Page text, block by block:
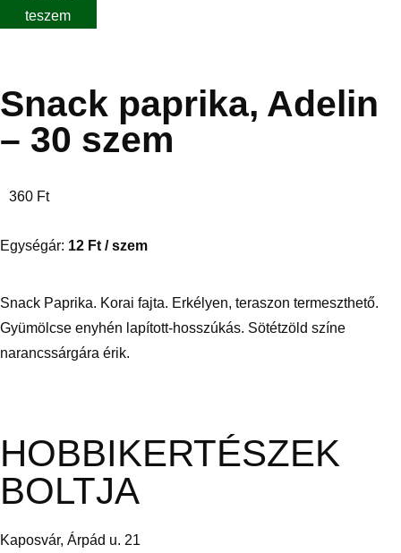
teszem
Snack paprika, Adelin
– 30 szem
360 Ft
Egységár: 12 Ft / szem
Snack Paprika. Korai fajta. Erkélyen, teraszon termeszthető.
Gyümölcse enyhén lapított-hosszúkás. Sötétzöld színe
narancssárgára érik.
HOBBIKERTÉSZEK
BOLTJA
Kaposvár, Árpád u. 21